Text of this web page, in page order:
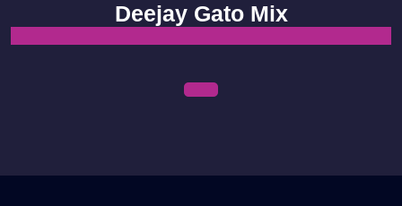
content
Deejay Gato Mix